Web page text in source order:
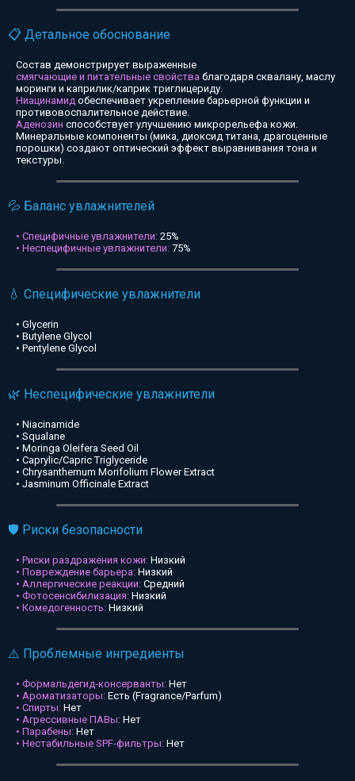
📋 Детальное обоснование
Состав демонстрирует выраженные
смягчающие и питательные свойства благодаря сквалану, маслу
моринги и каприлик/каприк триглицериду.
Ниацинамид обеспечивает укрепление барьерной функции и
противовоспалительное действие.
Аденозин способствует улучшению микрорельефа кожи.
Минеральные компоненты (мика, диоксид титана, драгоценные
порошки) создают оптический эффект выравнивания тона и
текстуры.
💦 Баланс увлажнителей
• Специфичные увлажнители: 25%
• Неспецифичные увлажнители: 75%
💧 Специфические увлажнители
• Glycerin
• Butylene Glycol
• Pentylene Glycol
🌿 Неспецифические увлажнители
• Niacinamide
• Squalane
• Moringa Oleifera Seed Oil
• Caprylic/Capric Triglyceride
• Chrysanthemum Morifolium Flower Extract
• Jasminum Officinale Extract
🛡️ Риски безопасности
• Риски раздражения кожи: Низкий
• Повреждение барьера: Низкий
• Аллергические реакции: Средний
• Фотосенсибилизация: Низкий
• Комедогенность: Низкий
⚠️ Проблемные ингредиенты
• Формальдегид-консерванты: Нет
• Ароматизаторы: Есть (Fragrance/Parfum)
• Спирты: Нет
• Агрессивные ПАВы: Нет
• Парабены: Нет
• Нестабильные SPF-фильтры: Нет